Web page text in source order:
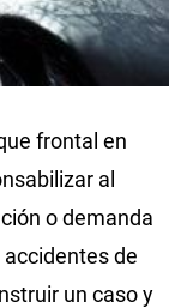
frontal en
al
o demanda
de
un caso y